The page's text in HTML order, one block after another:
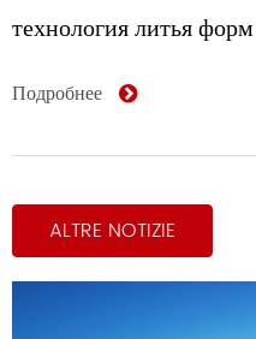
технология литья форм
Подробнее
ALTRE NOTIZIE